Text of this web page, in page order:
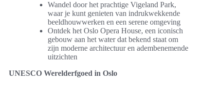
Wandel door het prachtige Vigeland Park,
waar je kunt genieten van indrukwekkende
beeldhouwwerken en een serene omgeving
Ontdek het Oslo Opera House, een iconisch
gebouw aan het water dat bekend staat om
zijn moderne architectuur en adembenemende
uitzichten
UNESCO Werelderfgoed in Oslo